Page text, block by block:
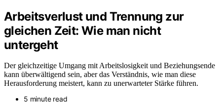
Arbeitsverlust und Trennung zur
gleichen Zeit: Wie man nicht
untergeht
Der gleichzeitige Umgang mit Arbeitslosigkeit und Beziehungsende
kann überwältigend sein, aber das Verständnis, wie man diese
Herausforderung meistert, kann zu unerwarteter Stärke führen.
5 minute read